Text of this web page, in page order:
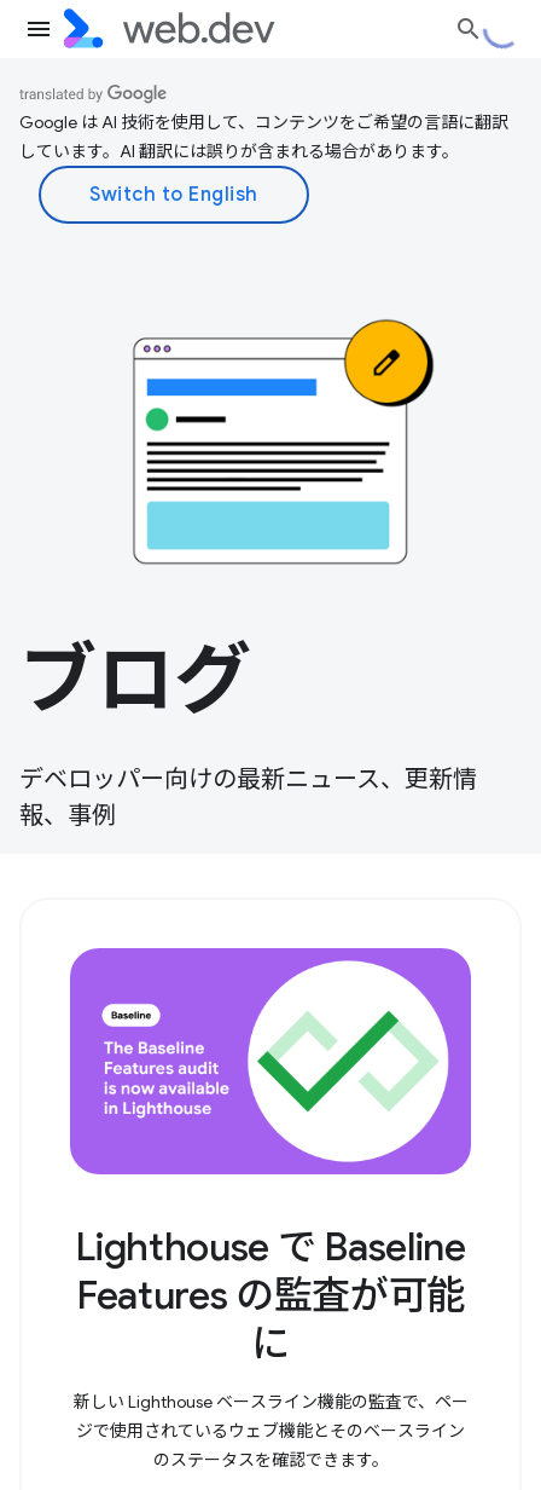
Google は AI 技術を使用して、コンテンツをご希望の言語に翻訳
しています。AI 翻訳には誤りが含まれる場合があります。
ブログ
デベロッパー向けの最新ニュース、更新情
報、事例
Lighthouse で Baseline
Features の監査が可能
に
新しい Lighthouse ベースライン機能の監査で、ペー
ジで使用されているウェブ機能とそのベースライン
のステータスを確認できます。